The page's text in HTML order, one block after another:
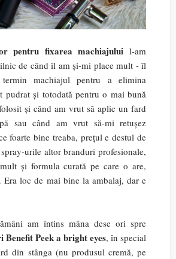
pentru fixarea machiajului l-am
de când îl am și-mi place mult - îl
machiajul pentru a elimina
pudrat și totodată pentru o mai bună
și când am vrut să aplic un fard
sau când am vrut să-mi retușez
foarte bine treaba, prețul e destul de
urile altor branduri profesionale,
și formula curată pe care o are,
loc de mai bine la ambalaj, dar e
am întins mâna dese ori spre
Peek a bright eyes, în special
din stânga (nu produsul cremă, pe